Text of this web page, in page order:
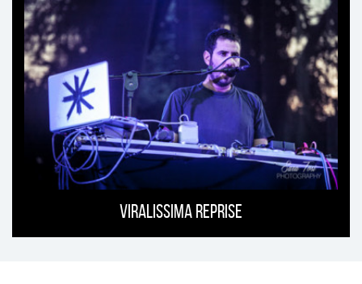
Viralissima Reprise